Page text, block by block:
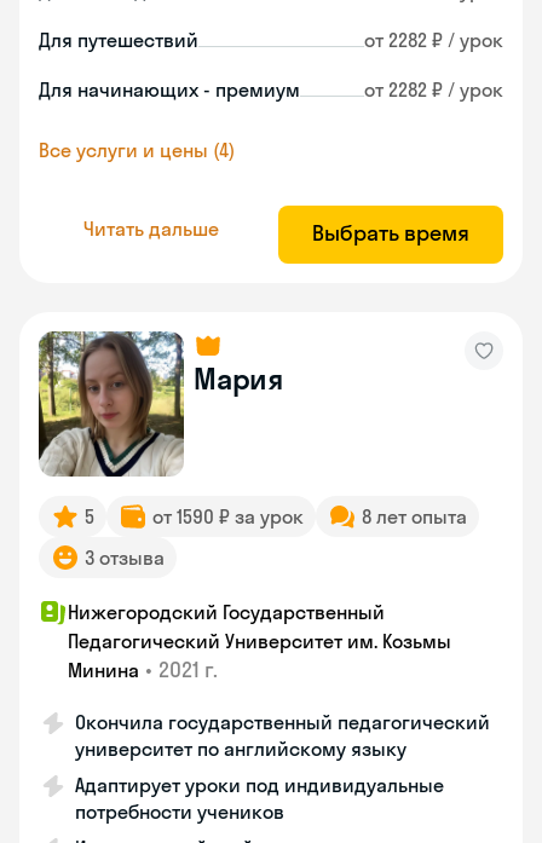
Для путешествий от 2282 ₽ / урок
Для начинающих - премиум от 2282 ₽ / урок
Все услуги и цены (4)
Читать дальше Выбрать время
Мария
5 от 1590 ₽ за урок
8 лет опыта
3 отзыва
Нижегородский Государственный
Педагогический Университет им. Козьмы
Минина • 2021 г.
Окончила государственный педагогический
университет по английскому языку
Адаптирует уроки под индивидуальные
потребности учеников